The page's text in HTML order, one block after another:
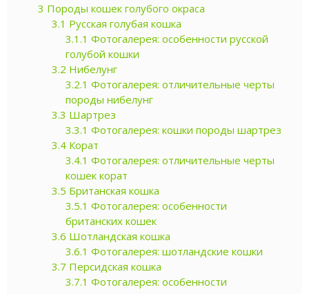
3 Породы кошек голубого окраса
3.1 Русская голубая кошка
3.1.1 Фотогалерея: особенности русской
голубой кошки
3.2 Нибелунг
3.2.1 Фотогалерея: отличительные черты
породы нибелунг
3.3 Шартрез
3.3.1 Фотогалерея: кошки породы шартрез
3.4 Корат
3.4.1 Фотогалерея: отличительные черты
кошек корат
3.5 Британская кошка
3.5.1 Фотогалерея: особенности
британских кошек
3.6 Шотландская кошка
3.6.1 Фотогалерея: шотландские кошки
3.7 Персидская кошка
3.7.1 Фотогалерея: особенности